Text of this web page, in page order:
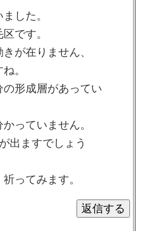
した。
です。
が在りません、
。
の形成層があってい
っていません。
出ますでしょう
ってみます。